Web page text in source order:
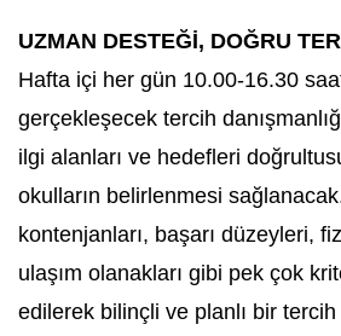
UZMAN DESTEĞİ, DOĞRU
Hafta içi her gün 10.00-16.30
gerçekleşecek tercih
ilgi alanları ve hedefleri
okulların belirlenmesi
kontenjanları, başarı düzeyleri,
ulaşım olanakları gibi pek çok
edilerek bilinçli ve planlı bir